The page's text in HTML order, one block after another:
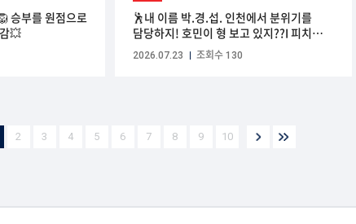
승부를 원점으로
💥
🕺내 이름 박.경.섭. 인천에서 분위기를
담당하지! 호민이 형 보고 있지??I 피치
위에서 쇼츠
2026.07.23 조회수 130
2 3 4 5 6 7 8 9 10